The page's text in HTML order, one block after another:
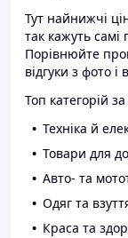
Тут найнижчі
так кажуть самі
Порівнюйте
відгуки з фото
Топ категорій
Техніка й
Товари для
Авто- та
Одяг та
Краса та